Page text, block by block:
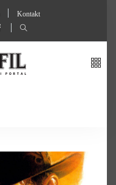
Kontakt